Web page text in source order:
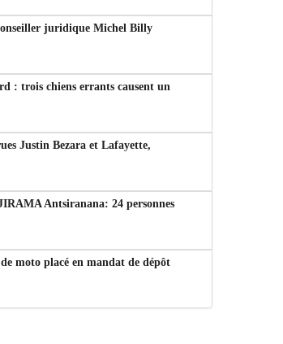
juridique Michel Billy
: trois chiens errants causent un
Justin Bezara et Lafayette,
Antsiranana: 24 personnes
moto placé en mandat de dépôt